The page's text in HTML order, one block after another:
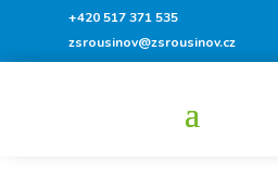
+420 517 371 535
zsrousinov@zsrousinov.cz